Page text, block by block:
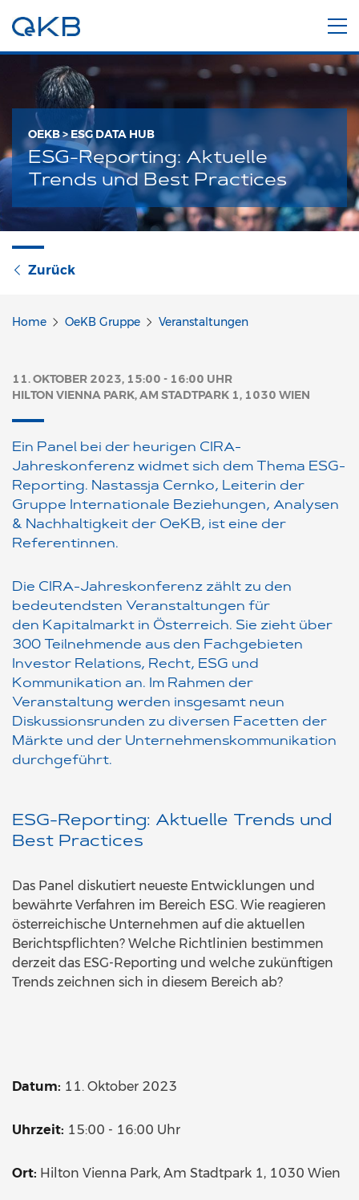
OEKB > ESG DATA HUB
ESG-Reporting: Aktuelle
Trends und Best Practices
Zurück
Home OeKB Gruppe Veranstaltungen
11. OKTOBER 2023, 15:00 - 16:00 UHR
HILTON VIENNA PARK, AM STADTPARK 1, 1030 WIEN
Ein Panel bei der heurigen CIRA-
Jahreskonferenz widmet sich dem Thema ESG-
Reporting. Nastassja Cernko, Leiterin der
Gruppe Internationale Beziehungen, Analysen
& Nachhaltigkeit der OeKB, ist eine der
Referentinnen.
Die CIRA-Jahreskonferenz zählt zu den
bedeutendsten Veranstaltungen für
den Kapitalmarkt in Österreich. Sie zieht über
300 Teilnehmende aus den Fachgebieten
Investor Relations, Recht, ESG und
Kommunikation an. Im Rahmen der
Veranstaltung werden insgesamt neun
Diskussionsrunden zu diversen Facetten der
Märkte und der Unternehmenskommunikation
durchgeführt.
ESG-Reporting: Aktuelle Trends und
Best Practices
Das Panel diskutiert neueste Entwicklungen und
bewährte Verfahren im Bereich ESG. Wie reagieren
österreichische Unternehmen auf die aktuellen
Berichtspflichten? Welche Richtlinien bestimmen
derzeit das ESG-Reporting und welche zukünftigen
Trends zeichnen sich in diesem Bereich ab?
Datum: 11. Oktober 2023
Uhrzeit: 15:00 - 16:00 Uhr
Ort: Hilton Vienna Park, Am Stadtpark 1, 1030 Wien